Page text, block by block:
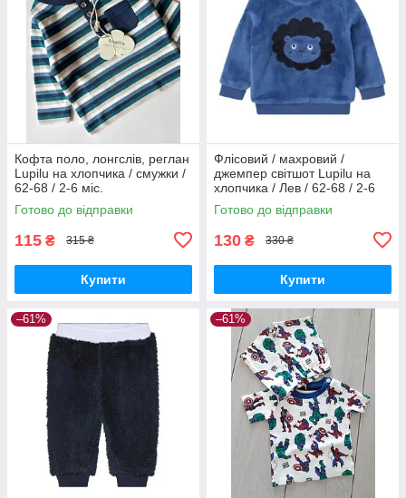
Кофта поло, лонгслів, реглан
Lupilu на хлопчика / смужки /
62-68 / 2-6 міс.
Готово до відправки
115 ₴ 315 ₴
Купити
Флісовий / махровий /
джемпер світшот Lupilu на
хлопчика / Лев / 62-68 / 2-6
міс.
Готово до відправки
130 ₴ 330 ₴
Купити
–61% –61%